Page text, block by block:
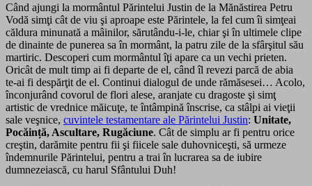
Când ajungi la mormântul Părintelui Justin de la Mănăstirea Petru
Vodă simţi cât de viu şi aproape este Părintele, la fel cum îi simţeai
căldura minunată a mâinilor, sărutându-i-le, chiar şi în ultimele clipe
de dinainte de punerea sa în mormânt, la patru zile de la sfârşitul său
martiric. Descoperi cum mormântul îţi apare ca un vechi prieten.
Oricât de mult timp ai fi departe de el, când îl revezi parcă de abia
te-ai fi despărţit de el. Continui dialogul de unde rămăsesei… Acolo,
înconjurând covorul de flori alese, aranjate cu dragoste şi simţ
artistic de vrednice măicuţe, te întâmpină înscrise, ca stâlpi ai vieţii
sale veşnice, cuvintele testamentare ale Părintelui Justin: Unitate,
Pocăință, Ascultare, Rugăciune. Cât de simplu ar fi pentru orice
creştin, darămite pentru fii şi fiicele sale duhovniceşti, să urmeze
îndemnurile Părintelui, pentru a trai în lucrarea sa de iubire
dumnezeiască, cu harul Sfântului Duh!